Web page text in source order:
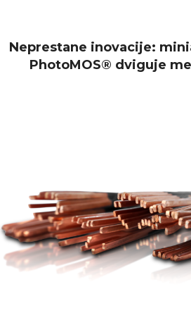
Neprestane inovacije:
PhotoMOS® dviguje